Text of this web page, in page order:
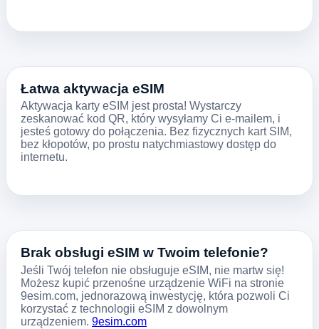
Łatwa aktywacja eSIM
Aktywacja karty eSIM jest prosta! Wystarczy
zeskanować kod QR, który wysyłamy Ci e-mailem, i
jesteś gotowy do połączenia. Bez fizycznych kart SIM,
bez kłopotów, po prostu natychmiastowy dostęp do
internetu.
Brak obsługi eSIM w Twoim telefonie?
Jeśli Twój telefon nie obsługuje eSIM, nie martw się!
Możesz kupić przenośne urządzenie WiFi na stronie
9esim.com, jednorazową inwestycję, która pozwoli Ci
korzystać z technologii eSIM z dowolnym
urządzeniem. 9esim.com